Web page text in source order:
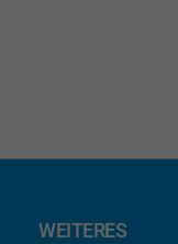
WEITERES